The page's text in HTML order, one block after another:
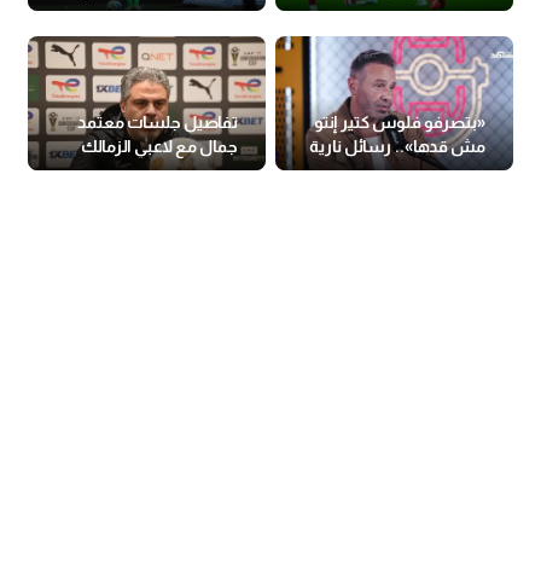
البرازيل
«بتصرفو فلوس كتير إنتو
مش قدها».. رسائل نارية
من حازم إمام لمجلس
تفاصيل جلسات معتمد
جمال مع لاعبي الزمالك